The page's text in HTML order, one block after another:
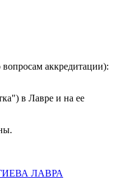
аккредитации):
в Лавре и на ее
ЛАВРА